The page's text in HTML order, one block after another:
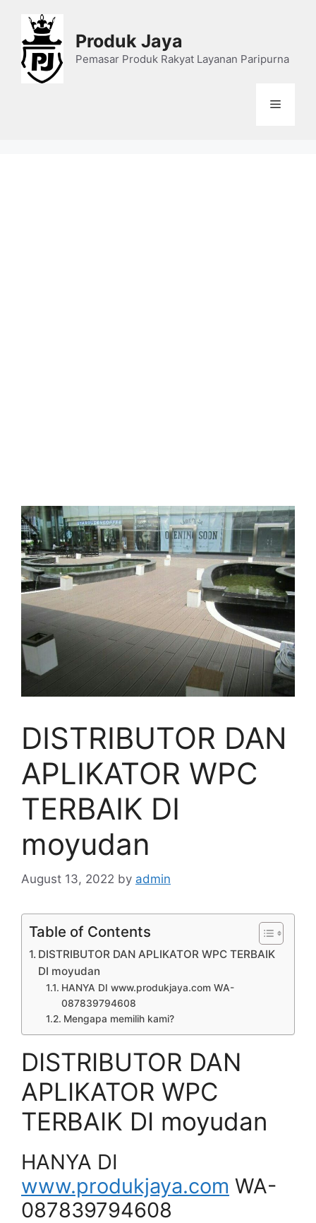
content
Produk Jaya
Pemasar Produk Rakyat Layanan Paripurna
Menu
DISTRIBUTOR DAN
APLIKATOR WPC
TERBAIK DI
moyudan
August 13, 2022 by admin
Table of Contents
DISTRIBUTOR DAN APLIKATOR WPC TERBAIK
DI moyudan
HANYA DI www.produkjaya.com WA-
087839794608
Mengapa memilih kami?
DISTRIBUTOR DAN
APLIKATOR WPC
TERBAIK DI moyudan
HANYA DI
www.produkjaya.com WA-
087839794608